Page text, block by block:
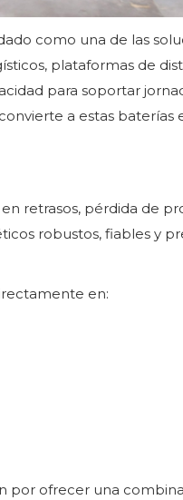
como una de las
plataformas de
para soportar
a estas baterías
retrasos, pérdida de
robustos, fiables y
en:
por ofrecer una